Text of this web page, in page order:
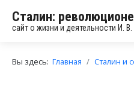
Сталин:
сайт о жизни и деятельности И. В.
Вы здесь: Главная Сталин и